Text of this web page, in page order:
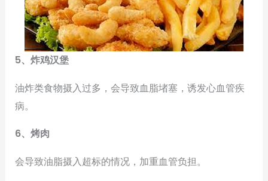
5、炸鸡汉堡
油炸类食物摄入过多，会导致血脂堵塞，诱发心血管疾
病。
6、烤肉
会导致油脂摄入超标的情况，加重血管负担。